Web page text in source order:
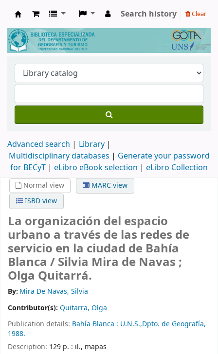
Biblioteca de Geografía y Turismo
Search history Clear
Advanced search
Library
Multidisciplinary databases | Generate your password
for BECyT | eLibro eBook selection | eLibro Collection
Normal view
MARC view
ISBD view
La organización del espacio
urbano a través de las redes de
servicio en la ciudad de Bahía
Blanca /Silvia Mira de Navas ;
Olga Quitarrá.
By: Mira De Navas, Silvia
Contributor(s): Quitarra, Olga
Publication details: Bahía Blanca : U.N.S.,Dpto. de Geografía,
1988.
Description: 129 p. : il., mapas